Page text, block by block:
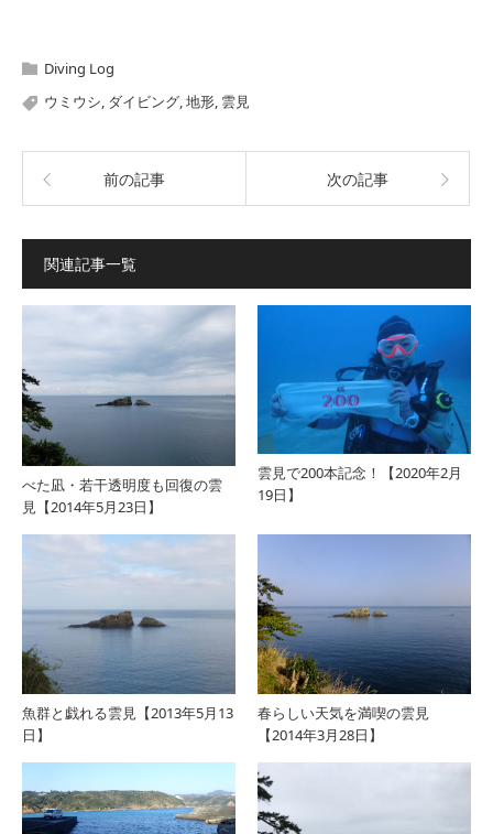
Diving Log
ウミウシ, ダイビング,地形, 雲見
前の記事 次の記事
関連記事一覧
べた凪・若干透明度も回復の雲
見【2014年5月23日】
雲見で200本記念！【2020年2月
19日】
魚群と戯れる雲見【2013年5月13
日】
春らしい天気を満喫の雲見
【2014年3月28日】